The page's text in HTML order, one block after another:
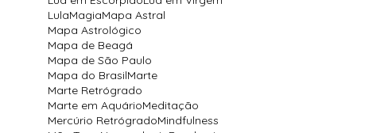
LulaMagiaMapa Astral
Mapa Astrológico
Mapa de Beagá
Mapa de São Paulo
Mapa do BrasilMarte
Marte Retrógrado
Marte em AquárioMeditação
Mercúrio RetrógradoMindfulness